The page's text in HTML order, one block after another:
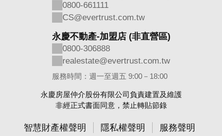
0800-661111
CS@evertrust.com.tw
永慶不動產-加盟店 (非直營區)
0800-306888
realestate@evertrust.com.tw
服務時間：週一至週五 9:00－18:00
永慶房屋仲介股份有限公司負責建置及維護
非經正式書面同意，禁止轉貼節錄
智慧財產權聲明 隱私權聲明 服務聲明